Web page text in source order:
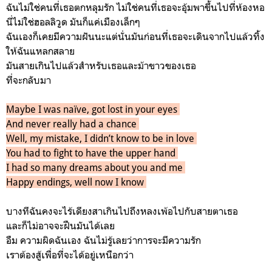
ฉันไม่ใช่คนที่เธอตกหลุมรัก ไม่ใช่คนที่เธอจะอุ้มพาขึ้นไปที่ห้องหอ
นี่ไม่ใช่ฮอลลิวูด มันก็แค่เมืองเล็กๆ
ฉันเองก็เคยมีความฝันนะแต่นั่นมันก่อนที่เธอจะเดินจากไปแล้วทิ้ง
ให้ฉันแหลกสลาย
มันสายเกินไปแล้วสำหรับเธอและม้าขาวของเธอ
ที่จะกลับมา
Maybe I was naïve, got lost in your eyes
And never really had a chance
Well, my mistake, I didn’t know to be in love
You had to fight to have the upper hand
I had so many dreams about you and me
Happy endings, well now I know
บางทีฉันคงจะไร้เดียงสาเกินไปถึงหลงเพ้อไปกับสายตาเธอ
และก็ไม่อาจจะฝืนมันได้เลย
อืม ความผิดฉันเอง ฉันไม่รู้เลยว่าการจะมีความรัก
เราต้องสู้เพื่อที่จะได้อยู่เหนือกว่า